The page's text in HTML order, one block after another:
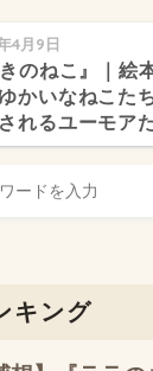
4月9日
きのねこ』｜絵
かいなねこた
れるユーモア
キング